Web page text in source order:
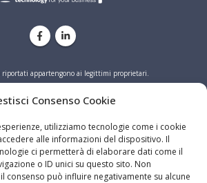
Consenso Cookie
utilizziamo tecnologie come i cookie
alle informazioni del dispositivo. Il
ci permetterà di elaborare dati come il
o ID unici su questo sito. Non
consenso può influire negativamente su alcune
appartengono ai legittimi proprietari.
PRIVACY